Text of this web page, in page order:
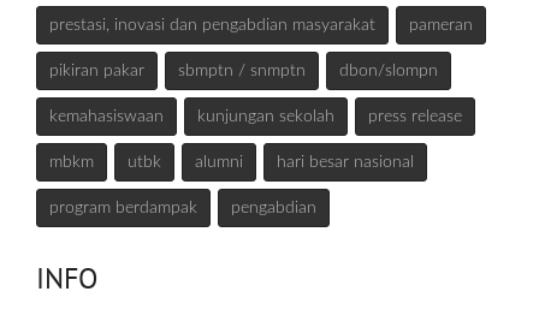
prestasi, inovasi dan pengabdian masyarakat pameran
pikiran pakar sbmptn / snmptn dbon/slompn
kemahasiswaan kunjungan sekolah press release
mbkm utbk alumni hari besar nasional
program berdampak pengabdian
INFO